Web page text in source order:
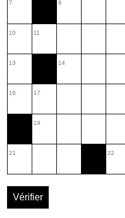
7 8
10 11
13 14
16 17
19
21 22
Vérifier